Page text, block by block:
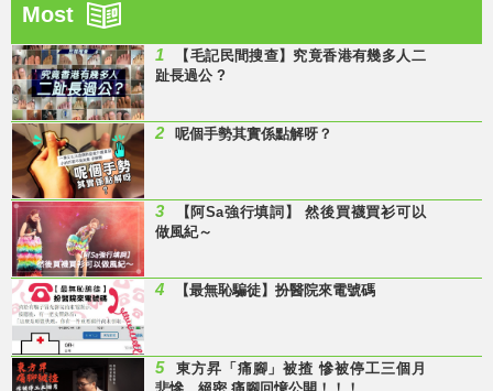
Most
1
【毛記民間搜查】究竟香港有幾多人二
趾長過公 ?
2 呢個手勢其實係點解呀？
3
【阿Sa強行填詞】 然後買襪買衫可以
做風紀～
4 【最無恥騙徒】扮醫院來電號碼
5
東方昇「痛腳」被揸 慘被停工三個月